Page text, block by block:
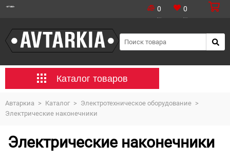
0 0
Каталог товаров
Автаркиа > Каталог > Электротехническое оборудование >
Электрические наконечники
Электрические наконечники